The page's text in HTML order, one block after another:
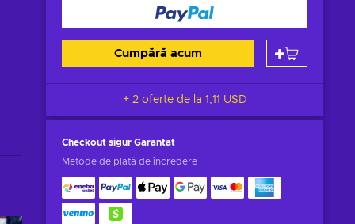
Cumpără acum
+ 2 oferte de la 1,11 USD
Checkout sigur Garantat
Metode de plată de încredere